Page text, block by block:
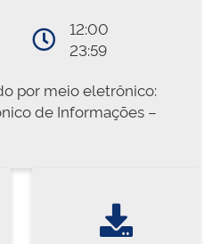
12:00
23:59
por meio eletrônico:
de Informações –